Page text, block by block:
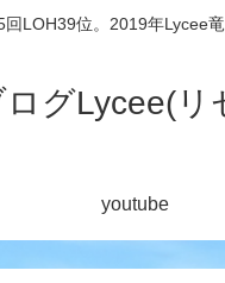
LOH39位。2019年Lycee
グLycee(リ
youtube